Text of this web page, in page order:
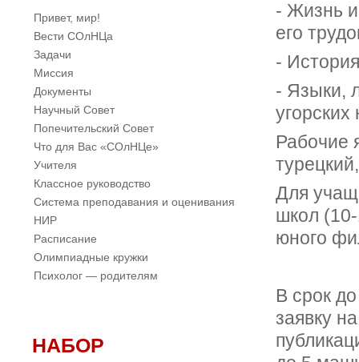
- Жизнь
его
-
- Языки,
угорских
Рабочие
Для
школ
юного
В срок
заявку
Привет, мир!
Вести СОлНЦа
Задачи
Миссия
Документы
Научный Совет
Попечительский Совет
Что для Вас «СОлНЦе»
Учителя
Классное руководство
Система преподавания и оценивания
НИР
Расписание
Олимпиадные кружки
Психолог — родителям
НАБОР